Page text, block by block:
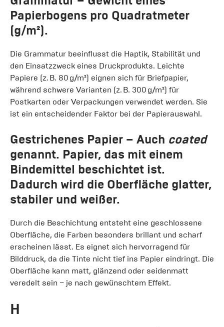
Papierbogens pro Quadratmeter
(g/m²).
Die Grammatur beeinflusst die Haptik, Stabilität und
den Einsatzzweck eines Druckprodukts. Leichte
Papiere (z. B. 80 g/m²) eignen sich für Briefpapier,
während schwere Varianten (z. B. 300 g/m²) für
Postkarten oder Verpackungen verwendet werden. Sie
ist ein entscheidender Faktor bei der Papierauswahl.
Gestrichenes Papier – Auch coated
genannt. Papier, das mit einem
Bindemittel beschichtet ist.
Dadurch wird die Oberfläche glatter,
stabiler und weißer.
Durch die Beschichtung entsteht eine geschlossene
Oberfläche, die Farben besonders brillant und scharf
erscheinen lässt. Es eignet sich hervorragend für
Bilddruck, da die Tinte nicht tief ins Papier eindringt. Die
Oberfläche kann matt, glänzend oder seidenmatt
veredelt sein – je nach gewünschtem Effekt.
H